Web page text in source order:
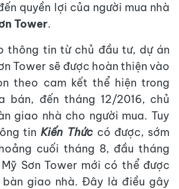
quyền lợi của người mua nhà
Tower.
thông tin từ chủ đầu tư, dự án
Tower sẽ được hoàn thiện vào
theo cam kết thể hiện trong
bán, đến tháng 12/2016, chủ
giao nhà cho người mua. Tuy
tin Kiến Thứccó được, sớm
cuối tháng 8, đầu tháng
Sơn Tower mới có thể được
bàn giao nhà. Đây là điều gây